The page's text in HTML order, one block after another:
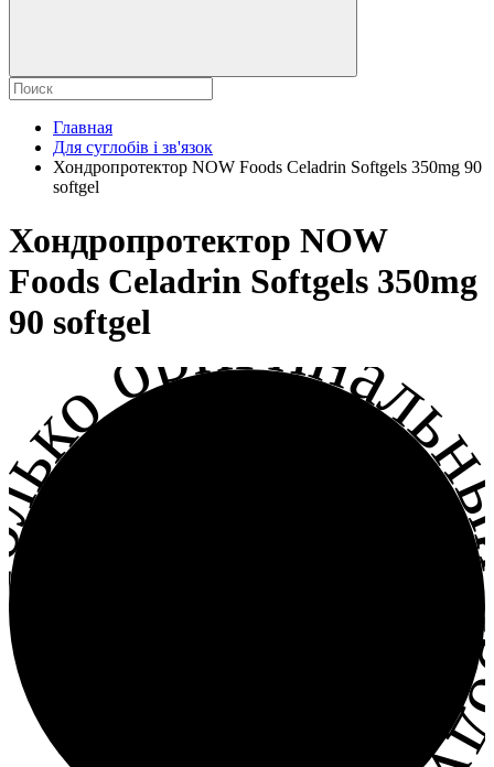
Главная
Для суглобів і зв'язок
Хондропротектор NOW Foods Celadrin Softgels 350mg 90
softgel
Хондропротектор NOW
Foods Celadrin Softgels 350mg
90 softgel